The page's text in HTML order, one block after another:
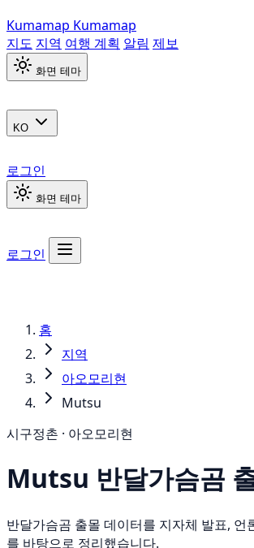
Kumamap Kumamap
지도 지역 여행 계획 알림 제보
화면 테마
KO
로그인
화면 테마
로그인
홈
지역
아오모리현
Mutsu
시구정촌 · 아오모리현
Mutsu 반달가슴곰
반달가슴곰 출몰 데이터를 지자체 발표, 언
를 바탕으로 정리했습니다.